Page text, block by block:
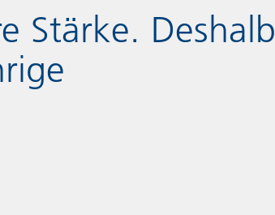
Stärke. Deshalb